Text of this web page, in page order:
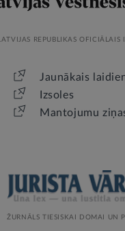
REPUBLIKAS OFICIĀLAIS
Jaunākais
Izsoles
Mantojumu
ŽURNĀLS TIESISKAI DOMAI UN